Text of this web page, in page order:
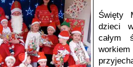
Święty
dzieci
całym